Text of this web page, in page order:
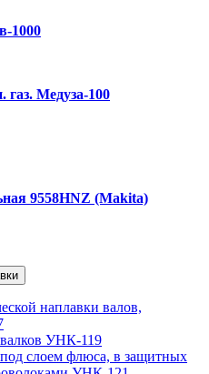
1000
газ. Медуза-100
9558HNZ (Makita)
наплавки валов,
валков УНК-119
слоем флюса, в защитных